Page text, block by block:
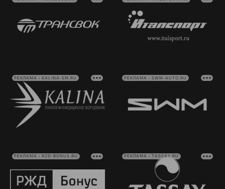
РЕКЛАМА • KALINA-SM.RU РЕКЛАМА • SWM-AUTO.RU
РЕКЛАМА • RZD-BONUS.RU РЕКЛАМА • TASSAY.RU